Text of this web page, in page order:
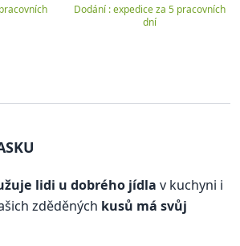
Dodání : expedice za 5 pracovních
dní
lidi u dobrého jídla v kuchyni i
zděděných kusů má svůj